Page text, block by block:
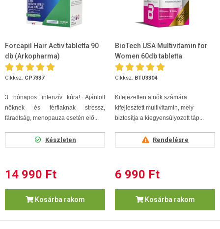
Forcapil Hair Activ tabletta 90
db (Arkopharma)
Cikksz. CP7337
3 hónapos intenzív kúra! Ajánlott
nőknek és férfiaknak stressz,
fáradtság, menopauza esetén elő...
Készleten
14 990 Ft
Kosárba rakom
BioTech USA Multivitamin for
Women 60db tabletta
Cikksz. BTU3304
Kifejezetten a nők számára
kifejlesztett multivitamin, mely
biztosítja a kiegyensúlyozott táp...
Rendelésre
6 990 Ft
Kosárba rakom